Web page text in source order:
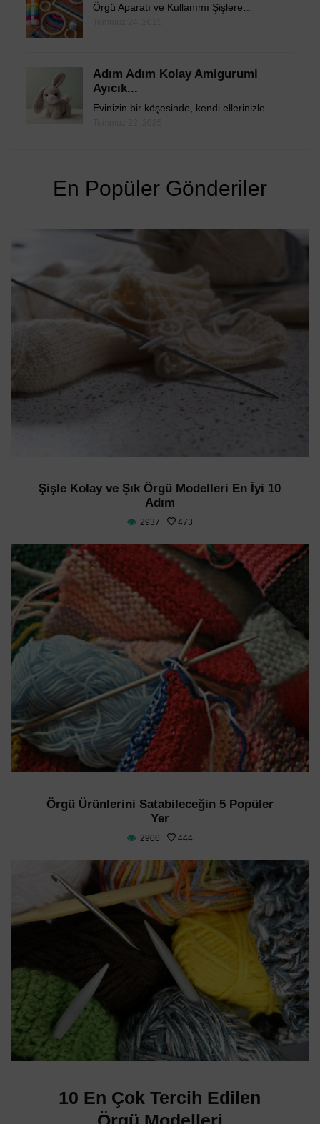
Örgü Aparatı ve Kullanımı Şişlere…
Adım Adım Kolay Amigurumi
Ayıcık...
Evinizin bir köşesinde, kendi ellerinizle…
En Popüler Gönderiler
Şişle Kolay ve Şık Örgü Modelleri En İyi 10
Adım
2937 473
Örgü Ürünlerini Satabileceğin 5 Popüler
Yer
2906 444
10 En Çok Tercih Edilen